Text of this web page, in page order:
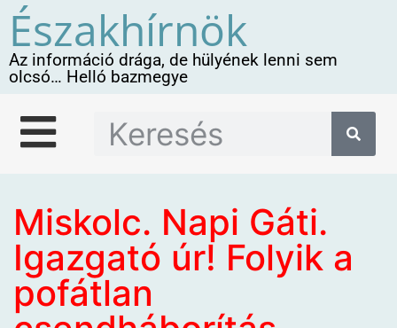
Északhírnök
Az információ drága, de hülyének lenni sem
olcsó… Helló bazmegye
Miskolc. Napi Gáti.
Igazgató úr! Folyik a
pofátlan